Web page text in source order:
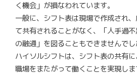
く機会」が損なわれています。
一般に、シフト表は現場で作成され
て共有されることがなく、「人手過
の融通」を図ることもできませんでし
ハイソルシフトは、シフト表の共有
職場をまたがって働くことを実現しま